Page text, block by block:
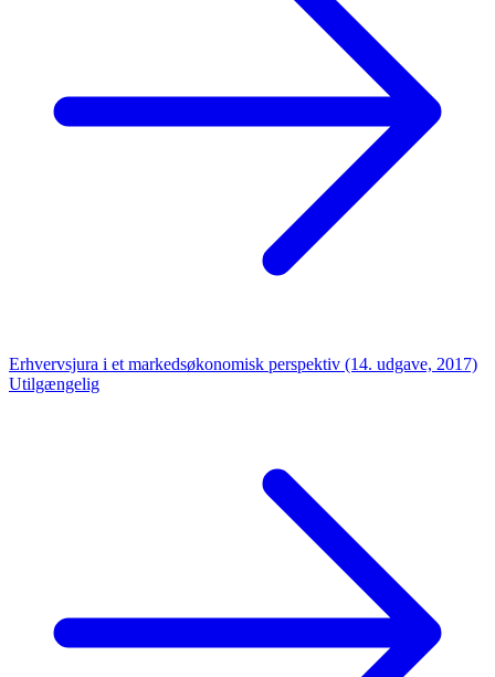
Erhvervsjura i et markedsøkonomisk perspektiv (14. udgave, 2017)
Utilgængelig